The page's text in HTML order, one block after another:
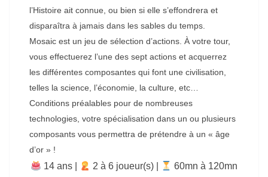
l’Histoire ait connue, ou bien si elle s’effondrera et
disparaîtra à jamais dans les sables du temps.
Mosaic est un jeu de sélection d’actions. À votre tour,
vous effectuerez l’une des sept actions et acquerrez
les différentes composantes qui font une civilisation,
telles la science, l’économie, la culture, etc…
Conditions préalables pour de nombreuses
technologies, votre spécialisation dans un ou plusieurs
composants vous permettra de prétendre à un « âge
d’or » !
14 ans | ‍ 2 à 6 joueur(s) |
60mn à 120mn